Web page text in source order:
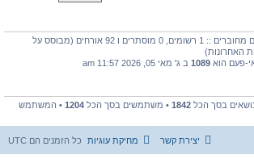
משתמשים מחוברים :: 1 רשומים, 0 מוסתרים ו 92 אורחים (מבוסס על
פעם הוא 1089 ב ג' מאי 05, 2026 11:57 am
בסך הכל 1842 • משתמשים בסך הכל 1204 • המשתמש
כל הזמנים הם UTC מחיקת עוגיות יצירת קשר